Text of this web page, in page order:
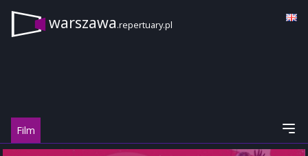
warszawa.repertuary.pl
Film